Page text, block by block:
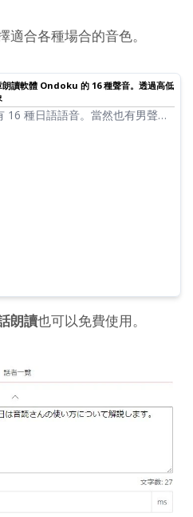
合各種場合的音色。
朗讀軟體 Ondoku 的 16 種聲音。透過高低
16 種日語語音。當然也有男聲和
朗讀也可以免費使用。